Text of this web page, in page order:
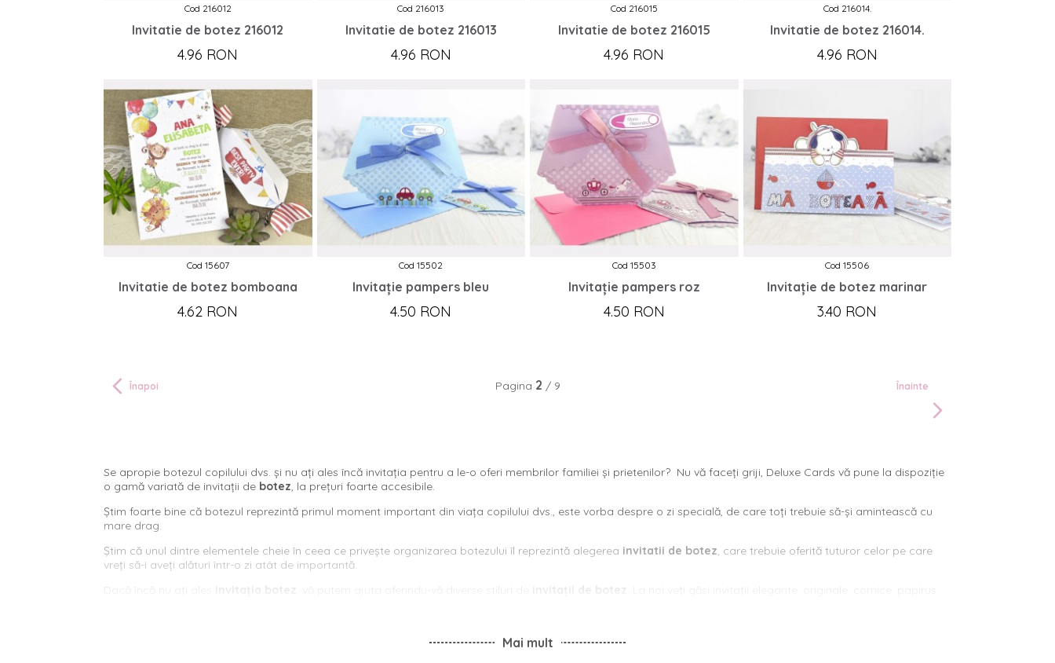
Cod 216012
Invitatie de botez 216012
4.96 RON
Cod 216013
Invitatie de botez 216013
4.96 RON
Cod 216015
Invitatie de botez 216015
4.96 RON
Cod 216014.
Invitatie de botez 216014.
4.96 RON
Cod 15607
Invitatie de botez bomboana
4.62 RON
Cod 15502
Invitație pampers bleu
4.50 RON
Cod 15503
Invitație pampers roz
4.50 RON
Cod 15506
Invitație de botez marinar
3.40 RON
Înapoi Pagina 2 / 9 Înainte
Se apropie botezul copilului dvs. și nu ați ales încă invitația pentru a le-o oferi membrilor familiei și prietenilor? Nu vă faceți griji, Deluxe Cards vă pune la dispoziție
o gamă variată de invitații de botez, la prețuri foarte accesibile.
Știm foarte bine că botezul reprezintă primul moment important din viața copilului dvs., este vorba despre o zi specială, de care toți trebuie să-și amintească cu
mare drag.
Știm că unul dintre elementele cheie în ceea ce privește organizarea botezului îl reprezintă alegerea invitatii de botez, care trebuie oferită tuturor celor pe care
vreți să-i aveți alături într-o zi atât de importantă.
invitația botez invitații de botez
elementele de design. Invitațiile pot fi personalizate în funcție de preferințele și nevoile dvs.